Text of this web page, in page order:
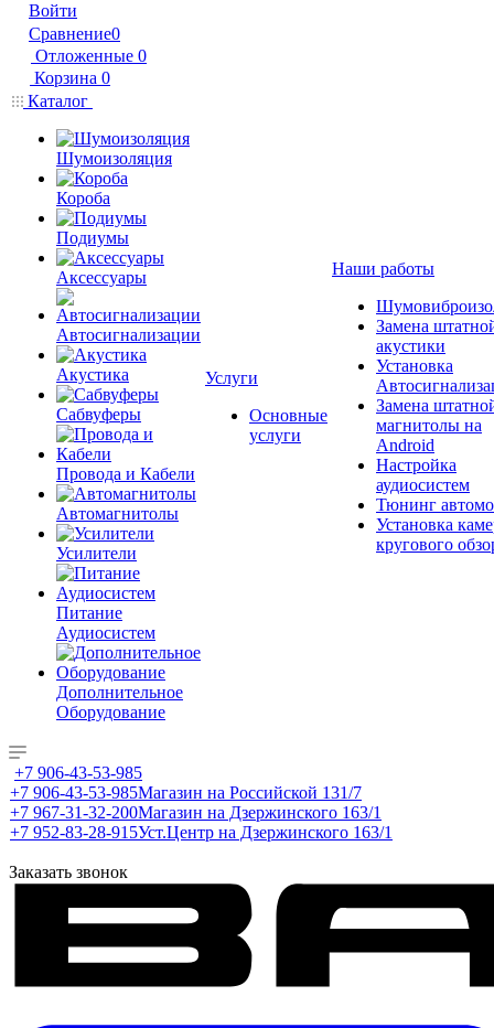
Войти
Сравнение0
Отложенные 0
Корзина 0
Каталог
Шумоизоляция
Короба
Подиумы
Аксессуары
Автосигнализации
Акустика
Сабвуферы
Провода и Кабели
Автомагнитолы
Усилители
Питание
Аудиосистем
Дополнительное
Оборудование
Услуги
Основные
услуги
Наши работы
Замена
акустики
Установка
Замена
магнитолы на
Android
Настройка
аудиосистем
Тюнинг
Установка
кругового
+7 906-43-53-985
+7 906-43-53-985Магазин на Российской 131/7
+7 967-31-32-200Магазин на Дзержинского 163/1
+7 952-83-28-915Уст.Центр на Дзержинского 163/1
Заказать звонок